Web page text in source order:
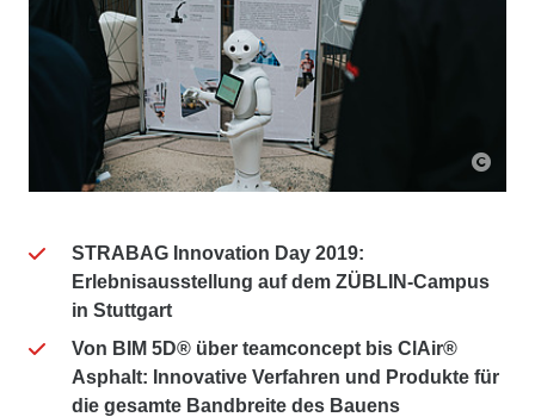
STRABAG Innovation Day 2019:
Erlebnisausstellung auf dem ZÜBLIN-Campus
in Stuttgart
Von BIM 5D® über teamconcept bis ClAir®
Asphalt: Innovative Verfahren und Produkte für
die gesamte Bandbreite des Bauens